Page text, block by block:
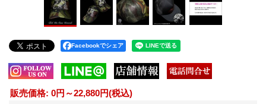
Facebookでシェア
販売価格: 0円～22,880円(税込)